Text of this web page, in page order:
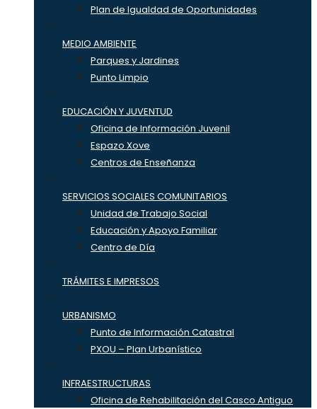
Plan de Igualdad de Oportunidades
MEDIO AMBIENTE
Parques y Jardines
Punto Limpio
EDUCACIÓN Y JUVENTUD
Oficina de Información Juvenil
Espazo Xove
Centros de Enseñanza
SERVICIOS SOCIALES COMUNITARIOS
Unidad de Trabajo Social
Educación y Apoyo Familiar
Centro de Día
TRÁMITES E IMPRESOS
URBANISMO
Punto de Información Catastral
PXOU – Plan Urbanístico
INFRAESTRUCTURAS
Oficina de Rehabilitación del Casco Antiguo